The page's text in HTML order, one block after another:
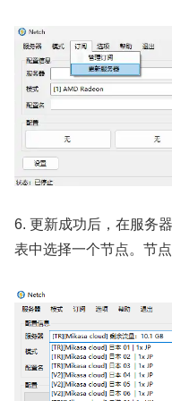
6. 更新成功后，在服务
表中选择一个节点。节